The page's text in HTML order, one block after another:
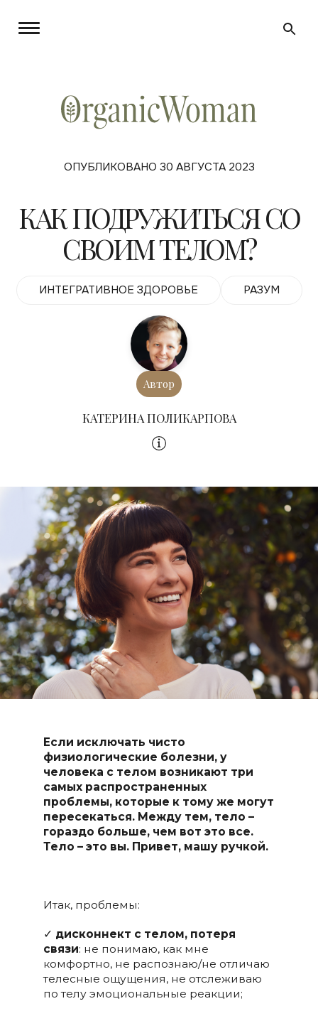
ОПУБЛИКОВАНО 30 АВГУСТА 2023
КАК ПОДРУЖИТЬСЯ СО
СВОИМ ТЕЛОМ?
ИНТЕГРАТИВНОЕ ЗДОРОВЬЕ РАЗУМ
Автор
КАТЕРИНА ПОЛИКАРПОВА
Если исключать чисто
физиологические болезни, у
человека с телом возникают три
самых распространенных
проблемы, которые к тому же могут
пересекаться. Между тем, тело –
гораздо больше, чем вот это все.
Тело – это вы. Привет, машу ручкой.
Итак, проблемы:
✓ дисконнект с телом, потеря
связи: не понимаю, как мне
комфортно, не распознаю/не отличаю
телесные ощущения, не отслеживаю
по телу эмоциональные реакции;